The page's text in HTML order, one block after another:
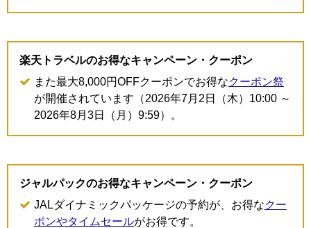
楽天トラベルのお得なキャンペーン・クーポン
また最大8,000円OFFクーポンでお得なクーポン祭
が開催されています（2026年7月2日（木）10:00 ～
2026年8月3日（月）9:59）。
ジャルパックのお得なキャンペーン・クーポン
JALダイナミックパッケージの予約が、お得なクー
ポンやタイムセールがお得です。